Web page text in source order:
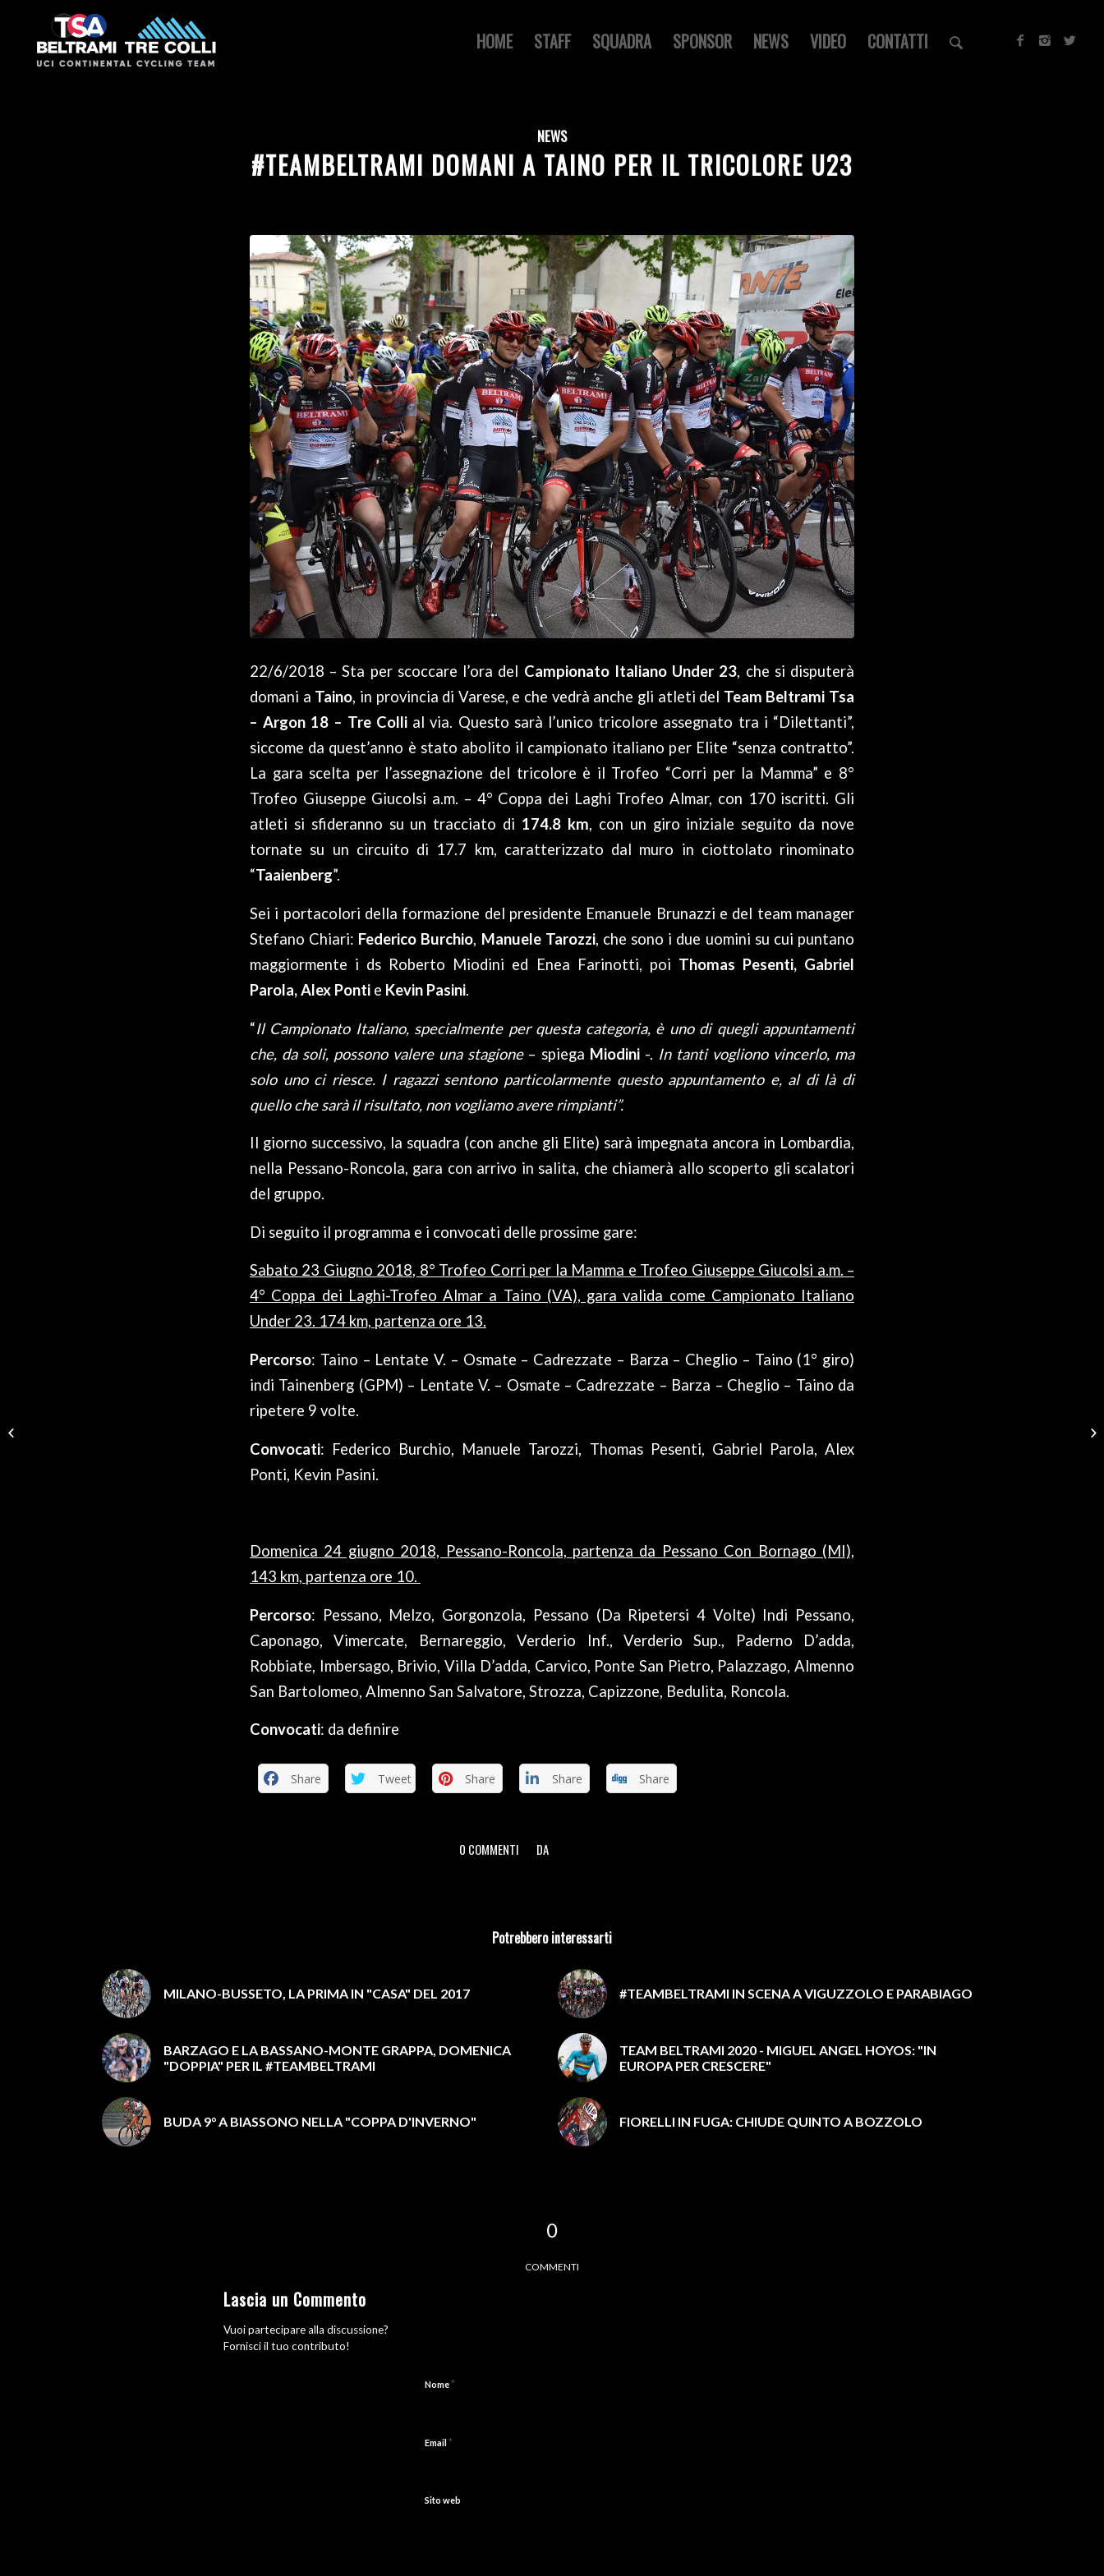
HOME STAFF SQUADRA SPONSOR NEWS VIDEO CONTATTI
NEWS
#TEAMBELTRAMI DOMANI A TAINO PER IL TRICOLORE U23
22/6/2018 – Sta per scoccare l’ora del Campionato Italiano Under 23, che si disputerà
domani a Taino, in provincia di Varese, e che vedrà anche gli atleti del Team Beltrami Tsa
– Argon 18 – Tre Colli al via. Questo sarà l’unico tricolore assegnato tra i “Dilettanti”,
siccome da quest’anno è stato abolito il campionato italiano per Elite “senza contratto”.
La gara scelta per l’assegnazione del tricolore è il Trofeo “Corri per la Mamma” e 8°
Trofeo Giuseppe Giucolsi a.m. – 4° Coppa dei Laghi Trofeo Almar, con 170 iscritti. Gli
atleti si sfideranno su un tracciato di 174.8 km, con un giro iniziale seguito da nove
tornate su un circuito di 17.7 km, caratterizzato dal muro in ciottolato rinominato
“Taaienberg”.
Sei i portacolori della formazione del presidente Emanuele Brunazzi e del team manager
Stefano Chiari: Federico Burchio, Manuele Tarozzi, che sono i due uomini su cui puntano
maggiormente i ds Roberto Miodini ed Enea Farinotti, poi Thomas Pesenti, Gabriel
Parola, Alex Ponti e Kevin Pasini.
“Il Campionato Italiano, specialmente per questa categoria, è uno di quegli appuntamenti
che, da soli, possono valere una stagione– spiega Miodini-. In tanti vogliono vincerlo, ma
solo uno ci riesce. I ragazzi sentono particolarmente questo appuntamento e, al di là di
quello che sarà il risultato, non vogliamo avere rimpianti”.
Il giorno successivo, la squadra (con anche gli Elite) sarà impegnata ancora in Lombardia,
nella Pessano-Roncola, gara con arrivo in salita, che chiamerà allo scoperto gli scalatori
del gruppo.
Di seguito il programma e i convocati delle prossime gare:
Sabato 23 Giugno 2018, 8° Trofeo Corri per la Mamma e Trofeo Giuseppe Giucolsi a.m. –
4° Coppa dei Laghi-Trofeo Almar a Taino (VA), gara valida come Campionato Italiano
Under 23. 174 km, partenza ore 13.
Percorso: Taino – Lentate V. – Osmate – Cadrezzate – Barza – Cheglio – Taino (1° giro)
indi Tainenberg (GPM) – Lentate V. – Osmate – Cadrezzate – Barza – Cheglio – Taino da
ripetere 9 volte.
Convocati: Federico Burchio, Manuele Tarozzi, Thomas Pesenti, Gabriel Parola, Alex
Ponti, Kevin Pasini.
Domenica 24 giugno 2018, Pessano-Roncola, partenza da Pessano Con Bornago (MI),
143 km, partenza ore 10.
Percorso: Pessano, Melzo, Gorgonzola, Pessano (Da Ripetersi 4 Volte) Indi Pessano,
Caponago, Vimercate, Bernareggio, Verderio Inf., Verderio Sup., Paderno D’adda,
Robbiate, Imbersago, Brivio, Villa D’adda, Carvico, Ponte San Pietro, Palazzago, Almenno
San Bartolomeo, Almenno San Salvatore, Strozza, Capizzone, Bedulita, Roncola.
Convocati: da definire
Share Tweet Share Share Share
0 COMMENTI
/ DA
Potrebbero interessarti
MILANO-BUSSETO, LA PRIMA IN "CASA" DEL 2017 #TEAMBELTRAMI IN SCENA A VIGUZZOLO E PARABIAGO
BARZAGO E LA BASSANO-MONTE GRAPPA, DOMENICA
"DOPPIA" PER IL #TEAMBELTRAMI
TEAM BELTRAMI 2020 - MIGUEL ANGEL HOYOS: "IN
EUROPA PER CRESCERE"
BUDA 9° A BIASSONO NELLA "COPPA D'INVERNO" FIORELLI IN FUGA: CHIUDE QUINTO A BOZZOLO
0
COMMENTI
Lascia un Commento
Vuoi partecipare alla discussione?
Fornisci il tuo contributo!
Nome*
Email*
Sito web